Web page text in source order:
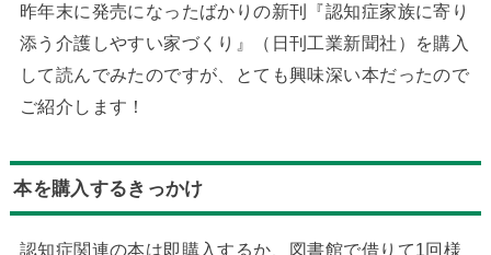
昨年末に発売になったばかりの新刊『認知症家族に寄り
添う介護しやすい家づくり』（日刊工業新聞社）を購入
して読んでみたのですが、とても興味深い本だったので
ご紹介します！
本を購入するきっかけ
認知症関連の本は即購入するか、図書館で借りて1回様